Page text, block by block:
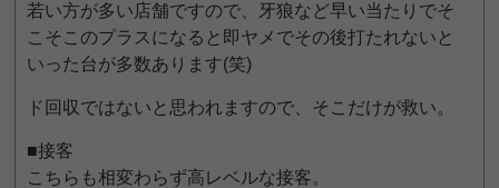
若い方が多い店舗ですので、牙狼など早い当たりでそ
こそこのプラスになると即ヤメでその後打たれないと
いった台が多数あります(笑)
ド回収ではないと思われますので、そこだけが救い。
■接客
こちらも相変わらず高レベルな接客。